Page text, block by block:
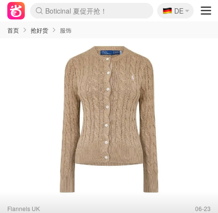
Boticinal 夏促开抢！
4折！lulu周四疯狂上新
还没结束！&OtherStories大促
Joybuy变相75折 随时失效
速领！Stanley独家85折
疑似霸哥！Camper额外叠85折
Zalando 奥莱闪促！每日更新
Moncler反季囤！5折起+叠9折
Coach Brooklyn仅€192
🇩🇪
DE
首页 抢好货 服饰
Flannels UK 06-23